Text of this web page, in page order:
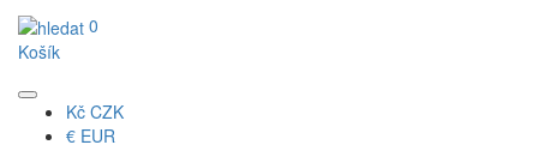
0
Košík
Kč CZK
€ EUR